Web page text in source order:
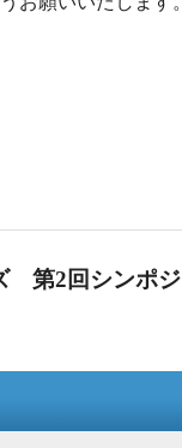
第2回シンポ